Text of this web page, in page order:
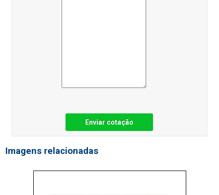
Enviar cotação
Imagens relacionadas